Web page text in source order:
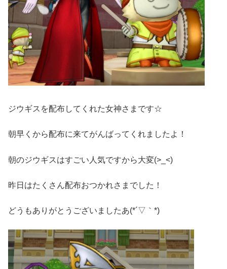
ジウギスを配布してくれた女神さまです☆
朝早くから配布に来てがんばってくれましたよ！
朝のジウギスはすごい人気ですから大変(>_<)
昨日はたくさん配布おつかれさまでした！
どうもありがとうございましたあ(*´▽｀*)